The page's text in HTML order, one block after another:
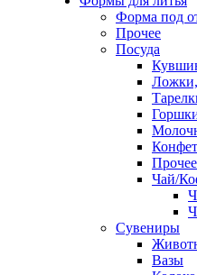
Форма под
Прочее
Посуда
Прочее
Чай/
Сувениры
Вазы